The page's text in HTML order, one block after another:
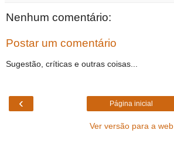
Nenhum comentário:
Postar um comentário
Sugestão, críticas e outras coisas...
‹ Página inicial
Ver versão para a web